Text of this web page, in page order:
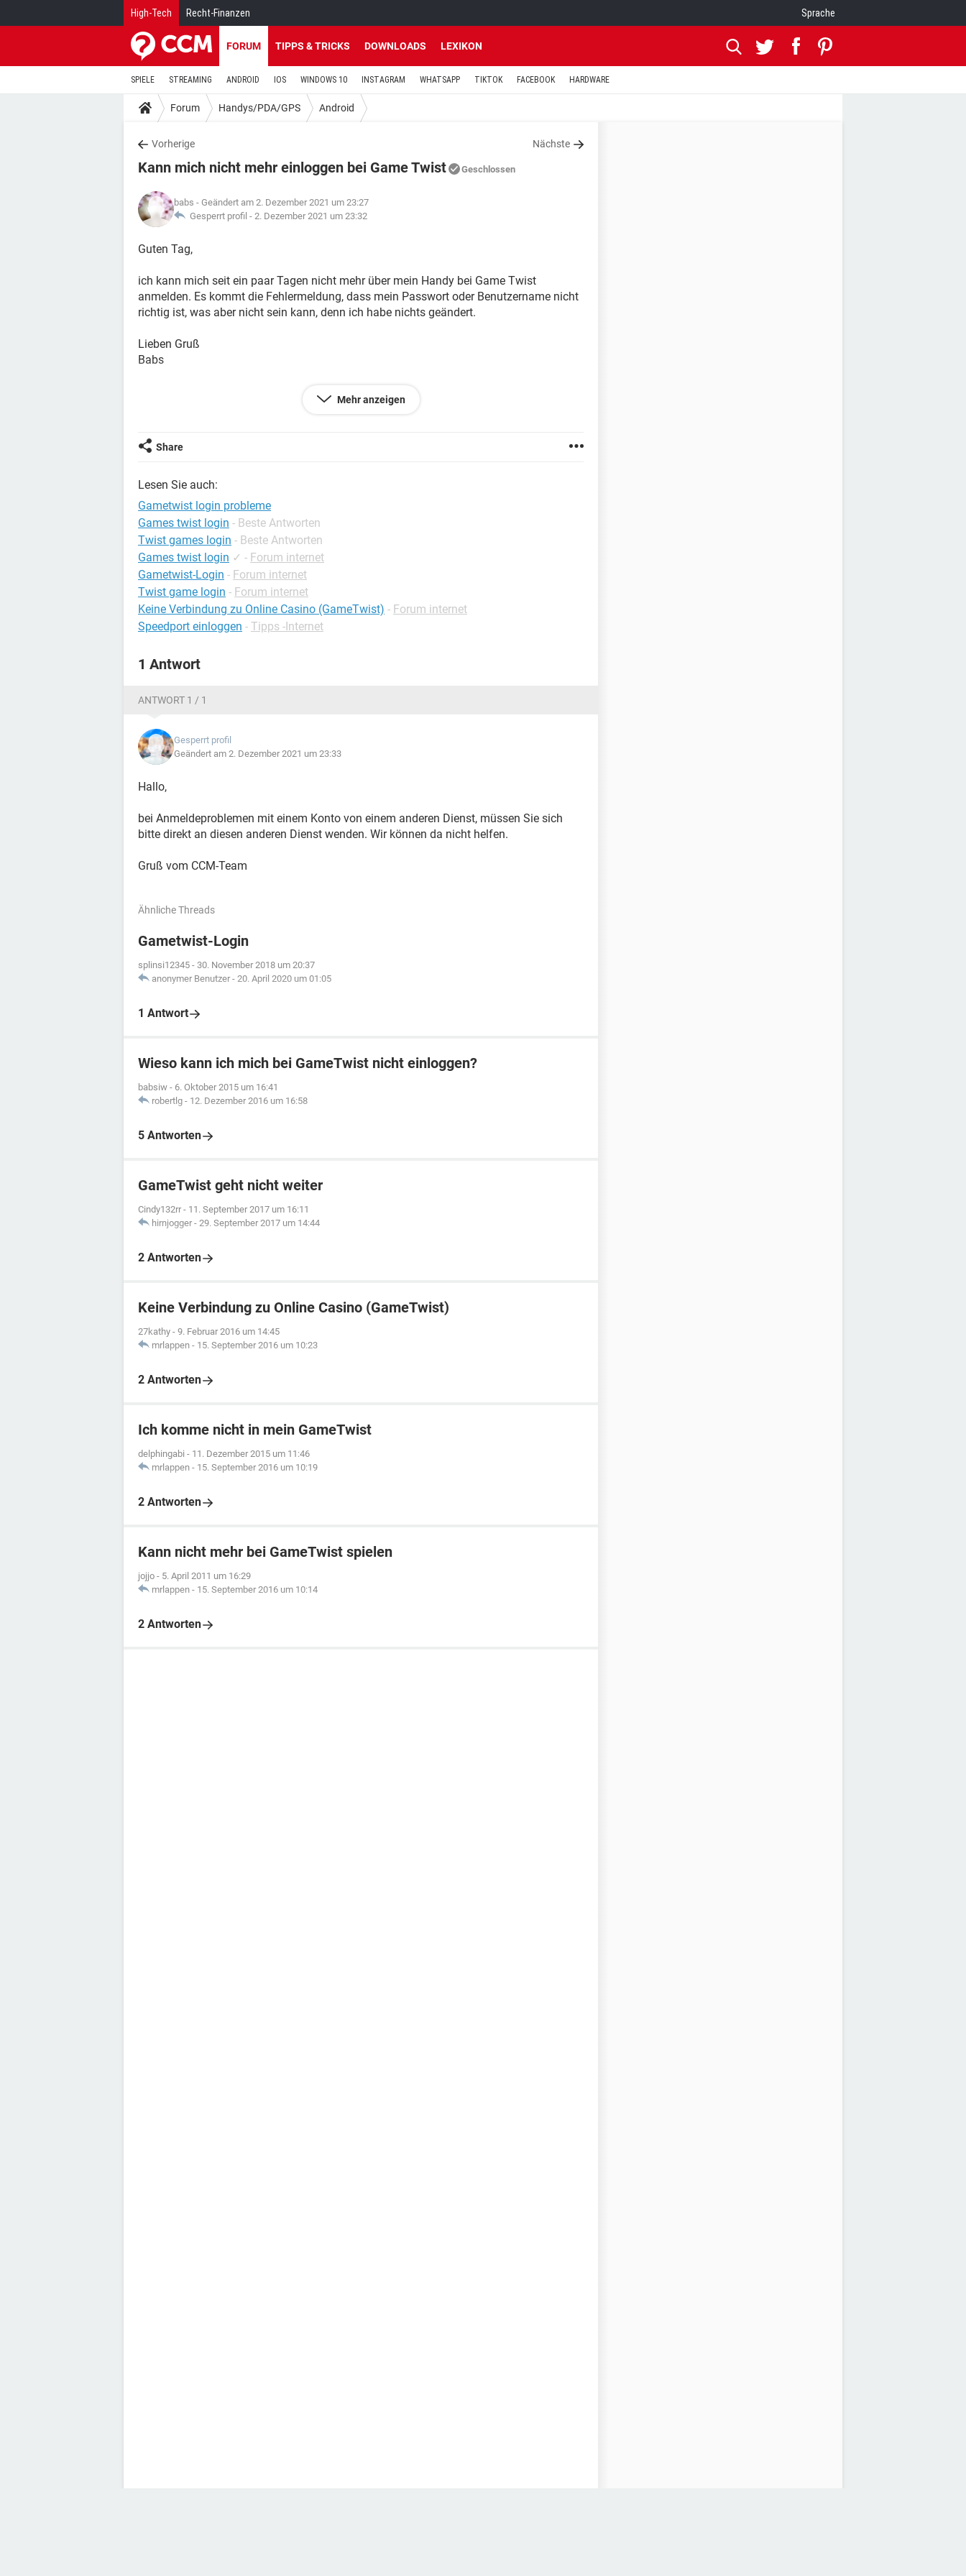
High-Tech Recht-Finanzen Sprache
FORUM TIPPS & TRICKS DOWNLOADS LEXIKON
SPIELE STREAMING ANDROID IOS WINDOWS 10 INSTAGRAM WHATSAPP TIKTOK FACEBOOK HARDWARE
Forum Handys/PDA/GPS Android
Vorherige Nächste
Kann mich nicht mehr einloggen bei Game Twist Geschlossen
babs - Geändert am 2. Dezember 2021 um 23:27
Gesperrt profil - 2. Dezember 2021 um 23:32
Guten Tag,
ich kann mich seit ein paar Tagen nicht mehr über mein Handy bei Game Twist
anmelden. Es kommt die Fehlermeldung, dass mein Passwort oder Benutzername nicht
richtig ist, was aber nicht sein kann, denn ich habe nichts geändert.
Lieben Gruß
Babs
Mehr anzeigen
Share
Lesen Sie auch:
Gametwist login probleme
Games twist login - Beste Antworten
Twist games login - Beste Antworten
Games twist login ✓ - Forum internet
Gametwist-Login - Forum internet
Twist game login - Forum internet
Keine Verbindung zu Online Casino (GameTwist) - Forum internet
Speedport einloggen - Tipps -Internet
1 Antwort
ANTWORT 1 / 1
Gesperrt profil
Geändert am 2. Dezember 2021 um 23:33
Hallo,
bei Anmeldeproblemen mit einem Konto von einem anderen Dienst, müssen Sie sich
bitte direkt an diesen anderen Dienst wenden. Wir können da nicht helfen.
Gruß vom CCM-Team
Ähnliche Threads
Gametwist-Login
splinsi12345 - 30. November 2018 um 20:37
anonymer Benutzer - 20. April 2020 um 01:05
1 Antwort
Wieso kann ich mich bei GameTwist nicht einloggen?
babsiw - 6. Oktober 2015 um 16:41
robertlg - 12. Dezember 2016 um 16:58
5 Antworten
GameTwist geht nicht weiter
Cindy132rr - 11. September 2017 um 16:11
hirnjogger - 29. September 2017 um 14:44
2 Antworten
Keine Verbindung zu Online Casino (GameTwist)
27kathy - 9. Februar 2016 um 14:45
mrlappen - 15. September 2016 um 10:23
2 Antworten
Ich komme nicht in mein GameTwist
delphingabi - 11. Dezember 2015 um 11:46
mrlappen - 15. September 2016 um 10:19
2 Antworten
Kann nicht mehr bei GameTwist spielen
jojjo - 5. April 2011 um 16:29
mrlappen - 15. September 2016 um 10:14
2 Antworten